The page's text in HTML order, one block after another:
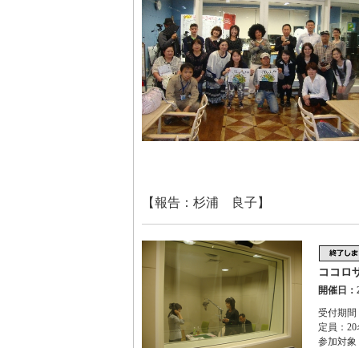
【報告：杉浦 良子】
ココロ
開催日：
受付期
定員：20
参加対象